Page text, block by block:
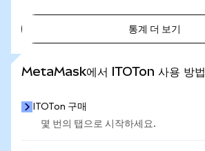
통계 더 보기
MetaMask에서 ITOTon 사용 방법
ITOTon 구매
몇 번의 탭으로 시작하세요.